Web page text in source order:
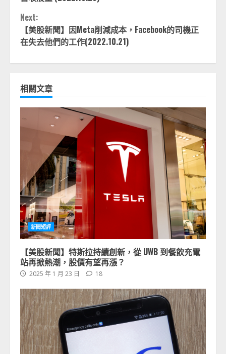
Next:
【美股新聞】因Meta削減成本，Facebook的司機正
在失去他們的工作(2022.10.21)
相關文章
新聞短評
【美股新聞】特斯拉持續創新，從 UWB 到餐飲充電
站再掀熱潮，股價有望再漲？
2025 年 1 月 23 日 18